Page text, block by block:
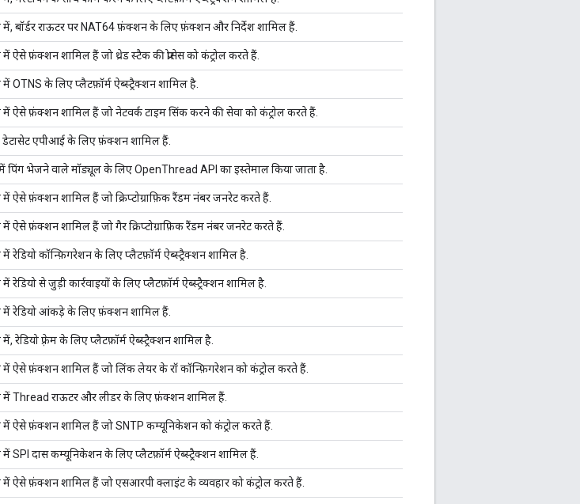
बॉर्डर राऊटर पर NAT64 फ़ंक्शन के लिए फ़ंक्शन और निर्देश शामिल हैं.
ऐसे फ़ंक्शन शामिल हैं जो थ्रेड स्टैक की प्रोसेस को कंट्रोल करते हैं.
OTNS के लिए प्लैटफ़ॉर्म ऐब्स्ट्रैक्शन शामिल है.
ऐसे फ़ंक्शन शामिल हैं जो नेटवर्क टाइम सिंक करने की सेवा को कंट्रोल करते हैं.
एपीआई के लिए फ़ंक्शन शामिल हैं.
पिंग भेजने वाले मॉड्यूल के लिए OpenThread API का इस्तेमाल किया जाता है.
ऐसे फ़ंक्शन शामिल हैं जो क्रिप्टोग्राफ़िक रैंडम नंबर जनरेट करते हैं.
ऐसे फ़ंक्शन शामिल हैं जो गैर क्रिप्टोग्राफ़िक रैंडम नंबर जनरेट करते हैं.
रेडियो कॉन्फ़िगरेशन के लिए प्लैटफ़ॉर्म ऐब्स्ट्रैक्शन शामिल है.
रेडियो से जुड़ी कार्रवाइयों के लिए प्लैटफ़ॉर्म ऐब्स्ट्रैक्शन शामिल है.
में रेडियो आंकड़े के लिए फ़ंक्शन शामिल हैं.
रेडियो फ़्रेम के लिए प्लैटफ़ॉर्म ऐब्स्ट्रैक्शन शामिल है.
ऐसे फ़ंक्शन शामिल हैं जो लिंक लेयर के रॉ कॉन्फ़िगरेशन को कंट्रोल करते हैं.
में Thread राऊटर और लीडर के लिए फ़ंक्शन शामिल हैं.
में ऐसे फ़ंक्शन शामिल हैं जो SNTP कम्यूनिकेशन को कंट्रोल करते हैं.
SPI दास कम्यूनिकेशन के लिए प्लैटफ़ॉर्म ऐब्स्ट्रैक्शन शामिल हैं.
ऐसे फ़ंक्शन शामिल हैं जो एसआरपी क्लाइंट के व्यवहार को कंट्रोल करते हैं.